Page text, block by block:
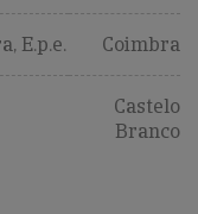
E.p.e. Coimbra
Castelo
Branco